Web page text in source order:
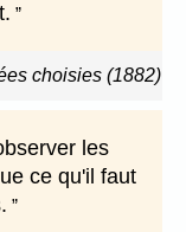
choisies (1882)
les
ce qu'il faut